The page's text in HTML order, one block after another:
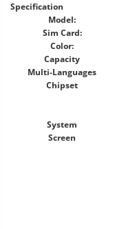
Specification
Model:
Sim Card:
Color:
Capacity
Multi-Languages
Chipset
System
Screen